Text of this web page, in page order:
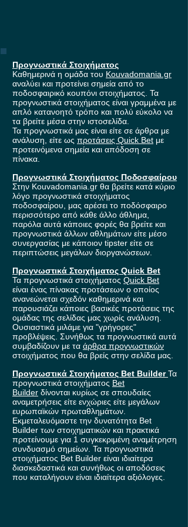
Προγνωστικά Στοιχήματος
Καθημερινά η ομάδα του Kouvadomania.gr
αναλύει και προτείνει σημεία από το
ποδοσφαιρικό κουπόνι στοιχήματος. Τα
προγνωστικά στοιχήματος είναι γραμμένα με
απλό κατανοητό τρόπο και πολύ εύκολο να
τα βρείτε μέσα στην ιστοσελίδα.
Τα προγνωστικά μας είναι είτε σε άρθρα με
ανάλυση, είτε ως προτάσεις Quick Bet με
προτεινόμενα σημεία και απόδοση σε
πίνακα.
Προγνωστικά Στοιχήματος Ποδοσφαίρου
Στην Kouvadomania.gr θα βρείτε κατά κύριο
λόγο προγνωστικά στοιχήματος
ποδοσφαίρου, μας αρέσει το ποδόσφαιρο
περισσότερο από κάθε άλλο άθλημα,
παρόλα αυτά κάποιες φορές θα βρείτε και
προγνωστικά άλλων αθλημάτων είτε μέσο
συνεργασίας με κάποιον tipster είτε σε
περιπτώσεις μεγάλων διοργανώσεων.
Προγνωστικά Στοιχήματος Quick Bet
Τα προγνωστικά στοιχήματος Quick Bet
είναι ένας πίνακας προτάσεων ο οποίος
ανανεώνεται σχεδόν καθημερινά και
παρουσιάζει κάποιες βασικές προτάσεις της
ομάδας της σελίδας μας χωρίς ανάλυση.
Ουσιαστικά μιλάμε για "γρήγορες"
προβλέψεις. Συνήθως τα προγνωστικά αυτά
συμβαδίζουν με τα άρθρα προγνωστικών
στοιχήματος που θα βρείς στην σελίδα μας.
Προγνωστικά Στοιχήματος Bet BuilderΤα
προγνωστικά στοιχήματος Bet
Builder δίνονται κυρίως σε σπουδαίες
αναμετρήσεις είτε ενχώριες είτε μεγάλων
ευρωπαϊκών πρωταθλημάτων.
Εκμεταλευόμαστε την δυνατότητα Bet
Builder των στοιχηματικών και πρακτικά
προτείνουμε για 1 συγκεκριμένη αναμέτρηση
συνδυασμό σημείων. Τα προγνωστικά
στοιχήματος Bet Builder είναι ιδιαίτερα
διασκεδαστικά και συνήθως οι αποδόσεις
που καταλήγουν είναι ιδιαίτερα αξιόλογες.